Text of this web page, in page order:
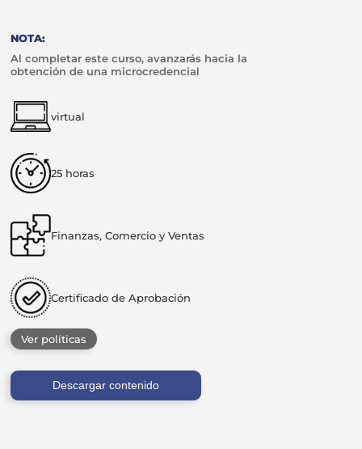
NOTA:
Al completar este curso, avanzarás hacia la
obtención de una microcredencial
virtual
25 horas
Finanzas, Comercio y Ventas
Certificado de Aprobación
Ver políticas
Descargar contenido